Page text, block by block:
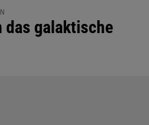
galaktische